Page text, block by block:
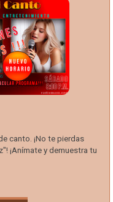
canto. ¡No te pierdas
¡Anímate y demuestra tu